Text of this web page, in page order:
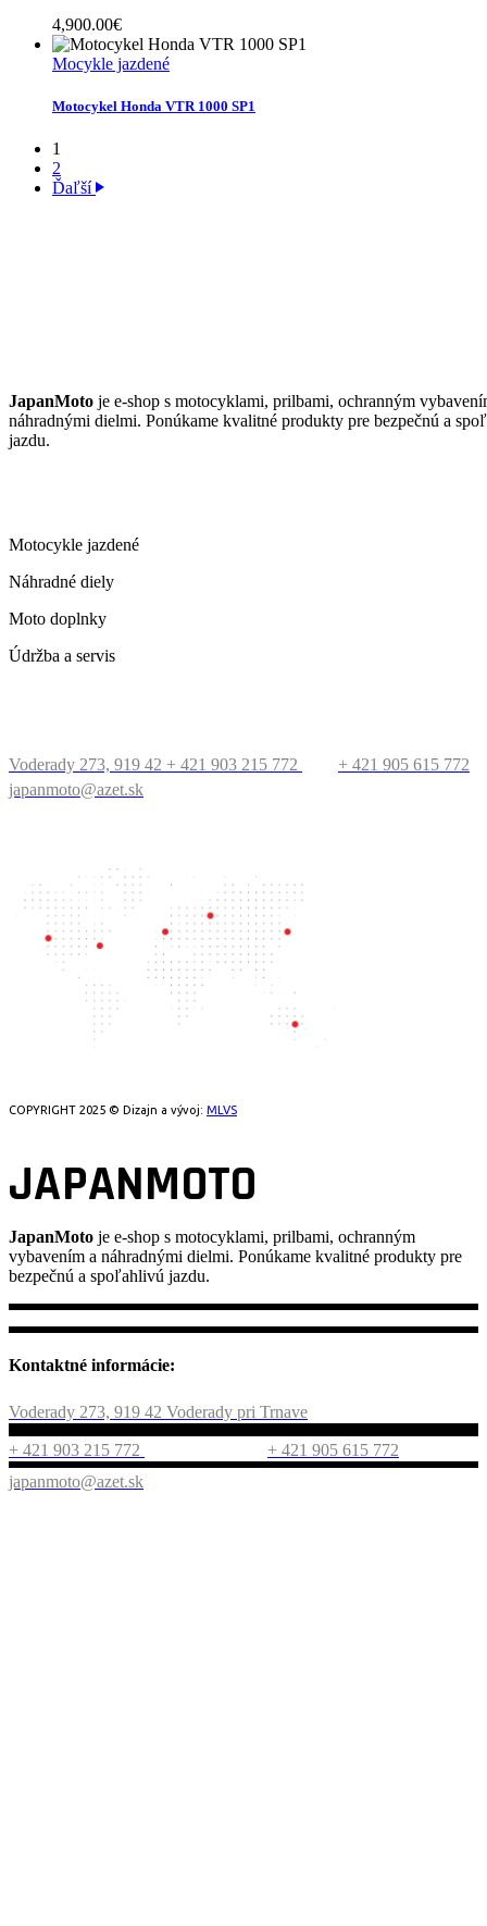
4,900.00€
Mocykle jazdené
Motocykel Honda VTR 1000 SP1
1
2
Ďaľší
JapanMoto je e-shop s motocyklami, prilbami, ochranným
náhradnými dielmi. Ponúkame kvalitné produkty pre bezpečnú a
jazdu.
Motocykle jazdené
Náhradné diely
Moto doplnky
Údržba a servis
Voderady 273, 919 42 + 421 903 215 772
+ 421 905 615 772
japanmoto@azet.sk
COPYRIGHT 2025 © Dizajn a vývoj: MLVS
JAPANMOTO
JapanMoto je e-shop s motocyklami, prilbami, ochranným
vybavením a náhradnými dielmi. Ponúkame kvalitné produkty pre
bezpečnú a spoľahlivú jazdu.
Kontaktné informácie:
Voderady 273, 919 42 Voderady pri Trnave
+ 421 903 215 772
+ 421 905 615 772
japanmoto@azet.sk